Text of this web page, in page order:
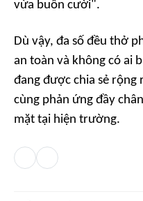
vừa buồn cười".
Dù vậy, đa số đều thở
an toàn và không có ai
đang được chia sẻ
cùng phản ứng đầy
mặt tại hiện trường.